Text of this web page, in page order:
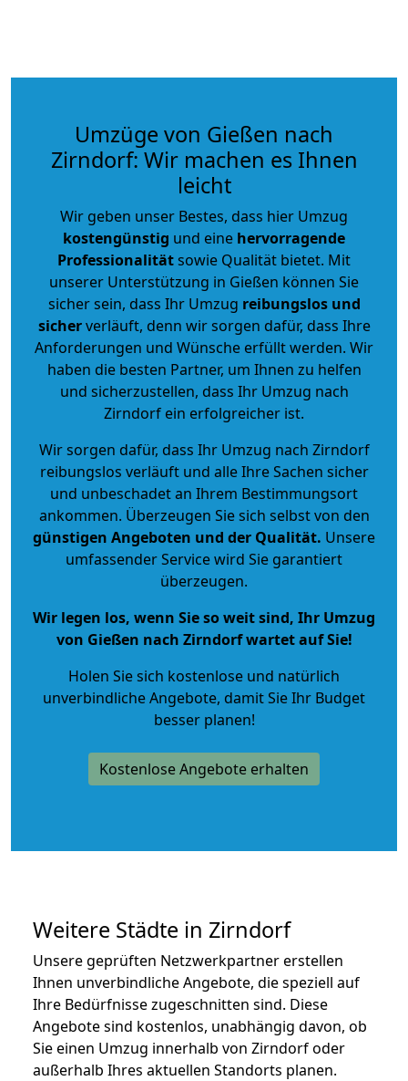
Umzüge von Gießen nach
Zirndorf: Wir machen es Ihnen
leicht
Wir geben unser Bestes, dass hier Umzug
kostengünstig und eine hervorragende
Professionalitätsowie Qualität bietet. Mit
unserer Unterstützung in Gießen können Sie
sicher sein, dass Ihr Umzug reibungslos und
sicherverläuft, denn wir sorgen dafür, dass Ihre
Anforderungen und Wünsche erfüllt werden. Wir
haben die besten Partner, um Ihnen zu helfen
und sicherzustellen, dass Ihr Umzug nach
Zirndorf ein erfolgreicher ist.
Wir sorgen dafür, dass Ihr Umzug nach Zirndorf
reibungslos verläuft und alle Ihre Sachen sicher
und unbeschadet an Ihrem Bestimmungsort
ankommen. Überzeugen Sie sich selbst von den
günstigen Angeboten und der Qualität. Unsere
umfassender Service wird Sie garantiert
überzeugen.
Wir legen los, wenn Sie so weit sind, Ihr Umzug
von Gießen nach Zirndorf wartet auf Sie!
Holen Sie sich kostenlose und natürlich
unverbindliche Angebote, damit Sie Ihr Budget
besser planen!
Kostenlose Angebote erhalten
Weitere Städte in Zirndorf
Unsere geprüften Netzwerkpartner erstellen
Ihnen unverbindliche Angebote, die speziell auf
Ihre Bedürfnisse zugeschnitten sind. Diese
Angebote sind kostenlos, unabhängig davon, ob
Sie einen Umzug innerhalb von Zirndorf oder
außerhalb Ihres aktuellen Standorts planen.